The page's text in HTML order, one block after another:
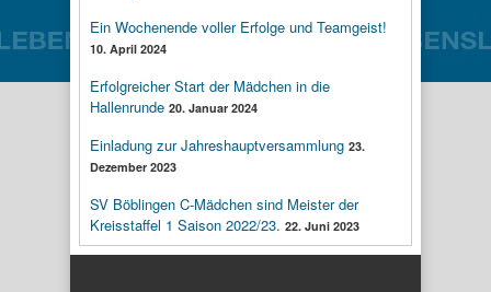
Ein Wochenende voller Erfolge und Teamgeist!
10. April 2024
Erfolgreicher Start der Mädchen in die
Hallenrunde 20. Januar 2024
Einladung zur Jahreshauptversammlung 23.
Dezember 2023
SV Böblingen C-Mädchen sind Meister der
Kreisstaffel 1 Saison 2022/23. 22. Juni 2023